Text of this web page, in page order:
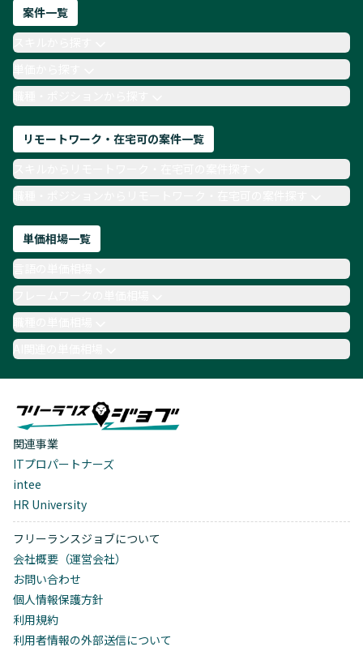
ネットワークエンジニア
AIエンジニア
Webデザイナー
月収100万円 業務委託
COBOL
Ruby
TypeScript
Laravel AWS
案件一覧
単価から探す
職種・ポジションから探す
リモートワーク・在宅可の案件一覧
職種・ポジションからリモートワーク・在宅可の案件探す
単価相場一覧
職種の単価相場
AI関連の単価相場
関連事業
ITプロパートナーズ
intee
HR University
フリーランスジョブについて
会社概要（運営会社）
お問い合わせ
個人情報保護方針
利用規約
利用者情報の外部送信について